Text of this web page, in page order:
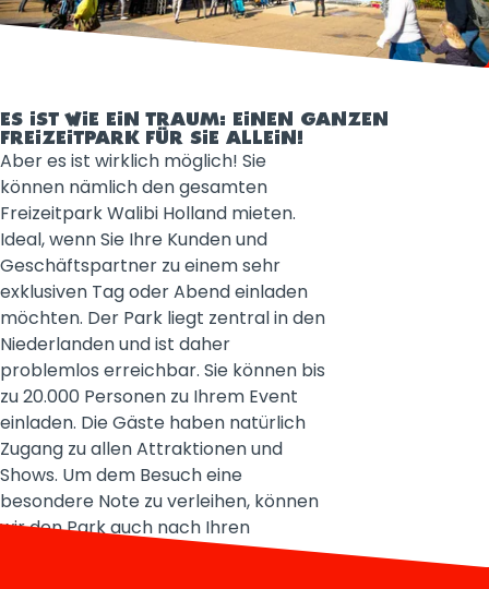
ES IST WIE EIN TRAUM: EINEN GANZEN
FREIZEITPARK FÜR SIE ALLEIN!
Aber es ist wirklich möglich! Sie
können nämlich den gesamten
Freizeitpark Walibi Holland mieten.
Ideal, wenn Sie Ihre Kunden und
Geschäftspartner zu einem sehr
exklusiven Tag oder Abend einladen
möchten. Der Park liegt zentral in den
Niederlanden und ist daher
problemlos erreichbar. Sie können bis
zu 20.000 Personen zu Ihrem Event
einladen. Die Gäste haben natürlich
Zugang zu allen Attraktionen und
Shows. Um dem Besuch eine
besondere Note zu verleihen, können
wir den Park auch nach Ihren